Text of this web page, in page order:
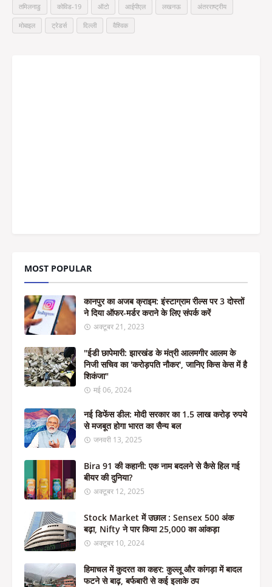
तमिलनाडु कोविड-19 ऑटो आईपीएल लखनऊ अंतरराष्ट्रीय
मोबाइल ट्रेडर्स दिल्ली वैश्विक
MOST POPULAR
कानपुर का अजब क्राइम: इंस्टाग्राम रील्स पर 3 दोस्तों
ने दिया ऑफर-मर्डर कराने के लिए संपर्क करें
अक्टूबर 21, 2023
"ईडी छापेमारी: झारखंड के मंत्री आलमगीर आलम के
निजी सचिव का 'करोड़पति नौकर', जानिए किस केस में है
शिकंजा"
मई 06, 2024
नई डिफेंस डील: मोदी सरकार का 1.5 लाख करोड़ रुपये
से मजबूत होगा भारत का सैन्य बल
जनवरी 13, 2025
Bira 91 की कहानी: एक नाम बदलने से कैसे हिल गई
बीयर की दुनिया?
अक्टूबर 12, 2025
Stock Market में उछाल : Sensex 500 अंक
बढ़ा, Nifty ने पार किया 25,000 का आंकड़ा
अक्टूबर 10, 2024
हिमाचल में कुदरत का कहर: कुल्लू और कांगड़ा में बादल
फटने से बाढ़, बर्फबारी से कई इलाके ठप